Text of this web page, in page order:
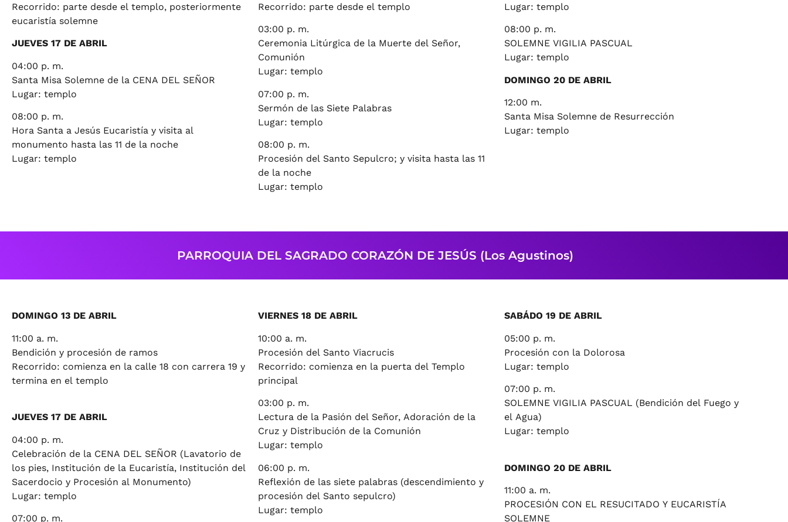
Recorrido: parte desde el templo, posteriormente
eucaristía solemne
JUEVES 17 DE ABRIL
04:00 p. m.
Santa Misa Solemne de la CENA DEL SEÑOR
Lugar: templo
08:00 p. m.
Hora Santa a Jesús Eucaristía y visita al
monumento hasta las 11 de la noche
Lugar: templo
Recorrido: parte desde el templo
03:00 p. m.
Ceremonia Litúrgica de la Muerte del Señor,
Comunión
Lugar: templo
07:00 p. m.
Sermón de las Siete Palabras
Lugar: templo
08:00 p. m.
Procesión del Santo Sepulcro; y visita hasta las 11
de la noche
Lugar: templo
Lugar: templo
08:00 p. m.
SOLEMNE VIGILIA PASCUAL
Lugar: templo
DOMINGO 20 DE ABRIL
12:00 m.
Santa Misa Solemne de Resurrección
Lugar: templo
PARROQUIA DEL SAGRADO CORAZÓN DE JESÚS (Los Agustinos)
DOMINGO 13 DE ABRIL
11:00 a. m.
Bendición y procesión de ramos
Recorrido: comienza en la calle 18 con carrera 19 y
termina en el templo
JUEVES 17 DE ABRIL
04:00 p. m.
Celebración de la CENA DEL SEÑOR (Lavatorio de
los pies, Institución de la Eucaristía, Institución del
Sacerdocio y Procesión al Monumento)
Lugar: templo
07:00 p. m.
VIERNES 18 DE ABRIL
10:00 a. m.
Procesión del Santo Viacrucis
Recorrido: comienza en la puerta del Templo
principal
03:00 p. m.
Lectura de la Pasión del Señor, Adoración de la
Cruz y Distribución de la Comunión
Lugar: templo
06:00 p. m.
Reflexión de las siete palabras (descendimiento y
procesión del Santo sepulcro)
Lugar: templo
SABÁDO 19 DE ABRIL
05:00 p. m.
Procesión con la Dolorosa
Lugar: templo
07:00 p. m.
SOLEMNE VIGILIA PASCUAL (Bendición del Fuego y
el Agua)
Lugar: templo
DOMINGO 20 DE ABRIL
11:00 a. m.
PROCESIÓN CON EL RESUCITADO Y EUCARISTÍA
SOLEMNE